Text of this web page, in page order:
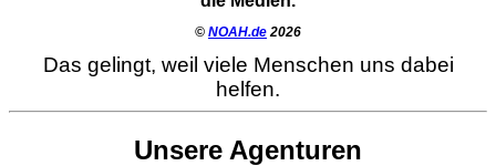
© NOAH.de 2026
Das gelingt, weil viele Menschen uns dabei
helfen.
Unsere Agenturen